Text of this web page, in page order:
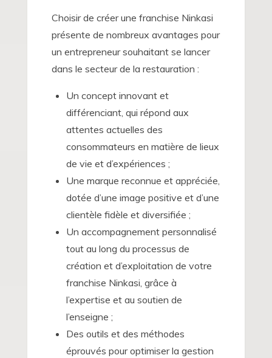
Choisir de créer une franchise Ninkasi
présente de nombreux avantages pour
un entrepreneur souhaitant se lancer
dans le secteur de la restauration :
Un concept innovant et
différenciant, qui répond aux
attentes actuelles des
consommateurs en matière de lieux
de vie et d’expériences ;
Une marque reconnue et appréciée,
dotée d’une image positive et d’une
clientèle fidèle et diversifiée ;
Un accompagnement personnalisé
tout au long du processus de
création et d’exploitation de votre
franchise Ninkasi, grâce à
l’expertise et au soutien de
l’enseigne ;
Des outils et des méthodes
éprouvés pour optimiser la gestion